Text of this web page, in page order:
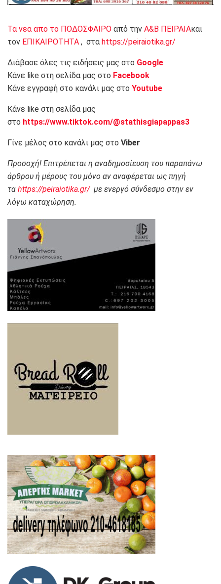
Τα νεα απο το ΠΟΔΟΣΦΑΙΡΟ από την Α&Β ΠΕΙΡΑΙΑκαι
τον ΕΠΙΚΑΙΡΟΤΗΤΑ , στα https://peiraiotika.gr/
Διάβασε όλες τις ειδήσεις μας στο Google
Κάνε like στη σελίδα μας στο Facebook
Κάνε εγγραφή στο κανάλι μας στο Youtube
Κάνε like στη σελίδα μας
στο https://www.tiktok.com/@stathisgiapappas3
Γίνε μέλος στο κανάλι μας στο Viber
Προσοχή! Επιτρέπεται η αναδημοσίευση του παραπάνω
άρθρου ή μέρους του μόνο αν αναφέρεται ως πηγή
τα https://peiraiotika.gr/με ενεργό σύνδεσμο στην εν
λόγω καταχώρηση.